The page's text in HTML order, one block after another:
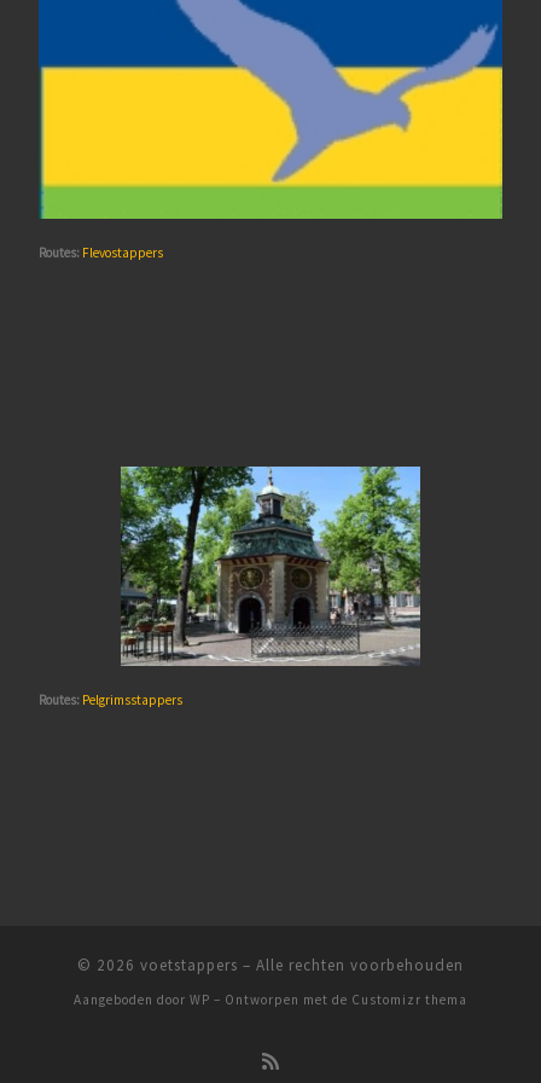
Routes: Flevostappers
Routes: Pelgrimsstappers
© 2026 voetstappers – Alle rechten voorbehouden
Aangeboden door WP – Ontworpen met de Customizr thema